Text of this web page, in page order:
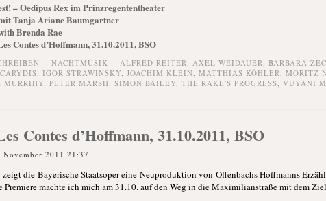
– Oedipus Rex im Prinzregententheater
Tanja Ariane Baumgartner
Brenda Rae
Contes d’Hoffmann, 31.10.2011, BSO
NACHTMUSIK ALFRED REITER, AXEL WEIDAUER, BARBARA
, IGOR STRAWINSKY, JOACHIM KLEIN, MATTHIAS KÖHLER, MORITZ
MURRIHY, PETER MARSH, SIMON BAILEY, THE RAKE'S PROGRESS, VUYANI
Contes d’Hoffmann, 31.10.2011, BSO
2011 21:37
die Bayerische Staatsoper eine Neuproduktion von Offenbachs Hoffmanns
Premiere machte ich mich am 31.10. auf den Weg in die Maximilianstraße mit dem